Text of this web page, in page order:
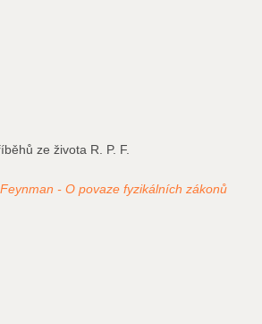
ze života R. P. F.
- O povaze fyzikálních zákonů